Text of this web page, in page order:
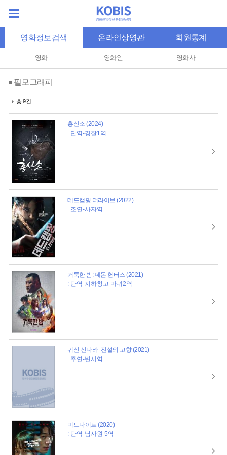
영화정보검색 온라인상영관 회원통계
영화 영화인 영화사
필모그래피
총 9건
흥신소 (2024)
: 단역-경찰1역
데드캠핑 더라이브 (2022)
: 조연-사자역
거룩한 밤: 데몬 헌터스 (2021)
: 단역-지하창고 마귀2역
귀신 신나라- 전설의 고향 (2021)
: 주연-변서역
미드나이트 (2020)
: 단역-남사원 5역